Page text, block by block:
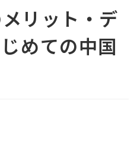
リット・デ
めての中国